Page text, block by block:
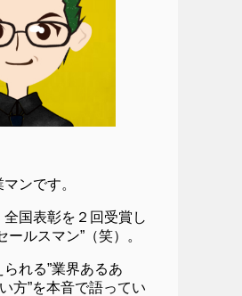
ンです。
国表彰を２回受賞し
ルスマン”（笑）。
れる”業界あるあ
方”を本音で語ってい